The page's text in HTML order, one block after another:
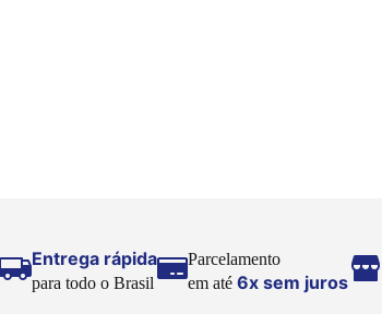
Entrega rápida
para todo o Brasil
Parcelamento
em até 6x sem juros